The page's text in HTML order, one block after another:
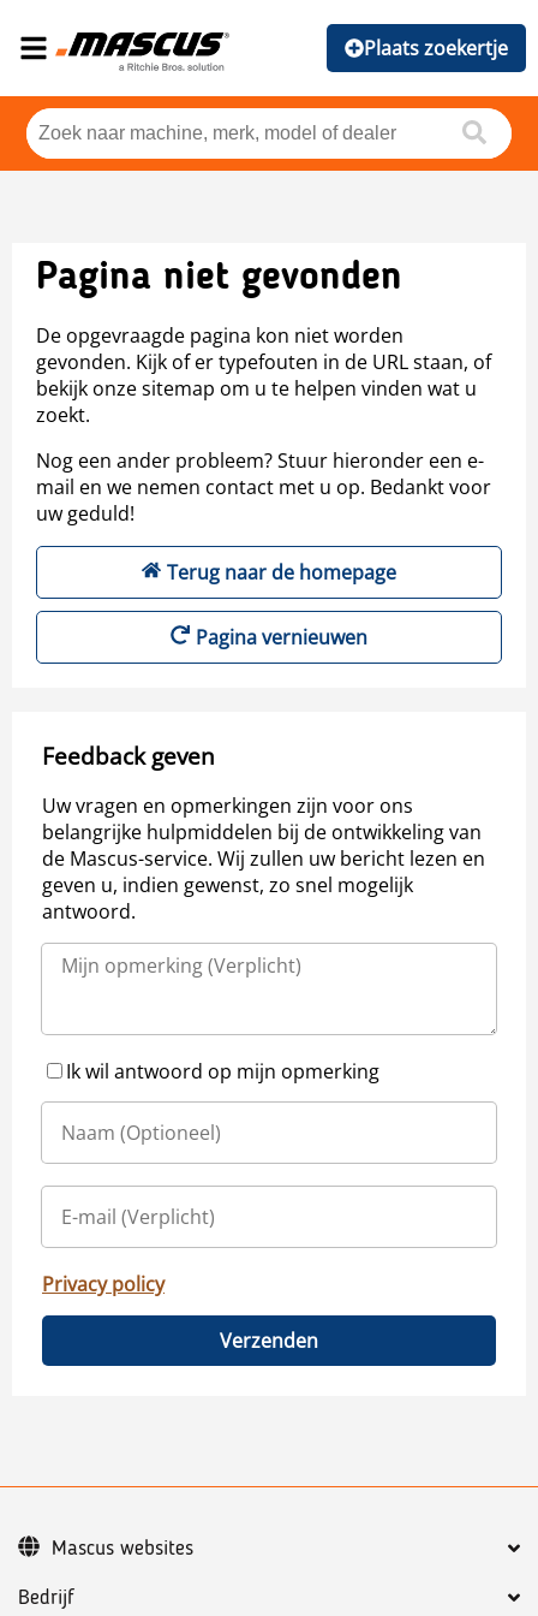
Plaats zoekertje
Pagina niet gevonden
De opgevraagde pagina kon niet worden
gevonden. Kijk of er typefouten in de URL staan, of
bekijk onze sitemap om u te helpen vinden wat u
zoekt.
Nog een ander probleem? Stuur hieronder een e-
mail en we nemen contact met u op. Bedankt voor
uw geduld!
Terug naar de homepage
Pagina vernieuwen
Feedback geven
Uw vragen en opmerkingen zijn voor ons
belangrijke hulpmiddelen bij de ontwikkeling van
de Mascus-service. Wij zullen uw bericht lezen en
geven u, indien gewenst, zo snel mogelijk
antwoord.
Ik wil antwoord op mijn opmerking
Privacy policy
Verzenden
Bedrijf
Mascus websites